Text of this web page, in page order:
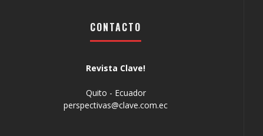
CONTACTO
Revista Clave!
Quito - Ecuador
perspectivas@clave.com.ec